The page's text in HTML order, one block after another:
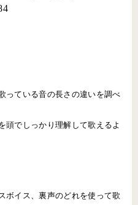
っている音の長さの違いを調べ
頭でしっかり理解して歌えるよ
ボイス、裏声のどれを使って歌